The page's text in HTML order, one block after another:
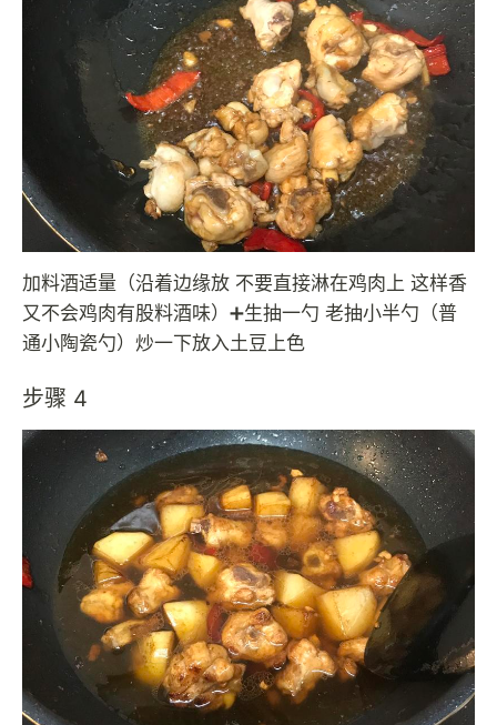
加料酒适量（沿着边缘放 不要直接淋在鸡肉上 这样香
又不会鸡肉有股料酒味）➕生抽一勺 老抽小半勺（普
通小陶瓷勺）炒一下放入土豆上色
步骤 4